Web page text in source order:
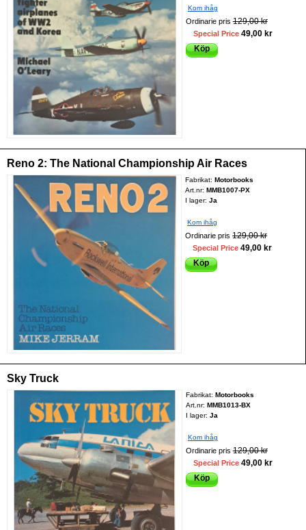
Kom ihåg
Ordinarie pris 129,00 kr
Special Price 49,00 kr
Köp
Reno 2: The National Championship Air Races
Fabrikat: Motorbooks
Art.nr: MMB1007-PX
I lager: Ja
Kom ihåg
Ordinarie pris 129,00 kr
Special Price 49,00 kr
Köp
Sky Truck
Fabrikat: Motorbooks
Art.nr: MMB1013-BX
I lager: Ja
Kom ihåg
Ordinarie pris 129,00 kr
Special Price 49,00 kr
Köp